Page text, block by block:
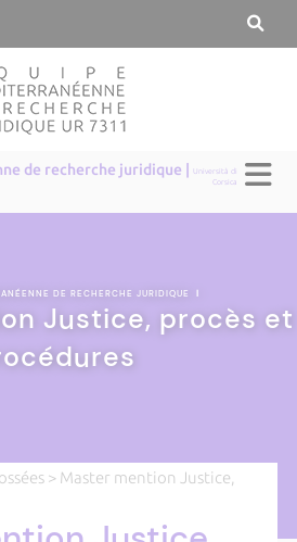
de recherche juridique |Università di
Corsica
DE RECHERCHE JURIDIQUE |
Justice, procès et
> Master mention Justice,